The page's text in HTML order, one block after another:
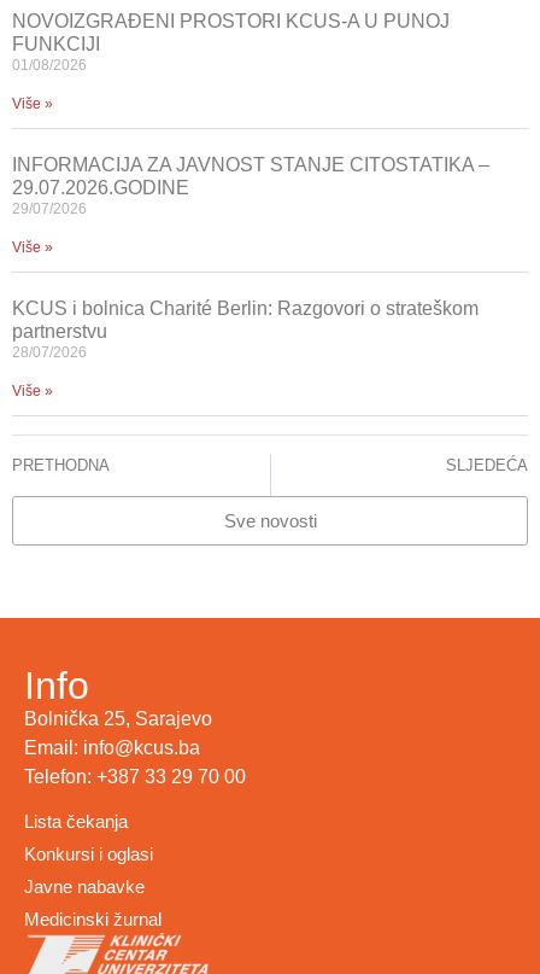
NOVOIZGRAĐENI PROSTORI KCUS-A U PUNOJ
FUNKCIJI
01/08/2026
Više »
INFORMACIJA ZA JAVNOST STANJE CITOSTATIKA –
29.07.2026.GODINE
29/07/2026
Više »
KCUS i bolnica Charité Berlin: Razgovori o strateškom
partnerstvu
28/07/2026
Više »
PRETHODNA SLJEDEĆA
Sve novosti
Info
Bolnička 25, Sarajevo
Email: info@kcus.ba
Telefon: +387 33 29 70 00
Lista čekanja
Konkursi i oglasi
Javne nabavke
Medicinski žurnal